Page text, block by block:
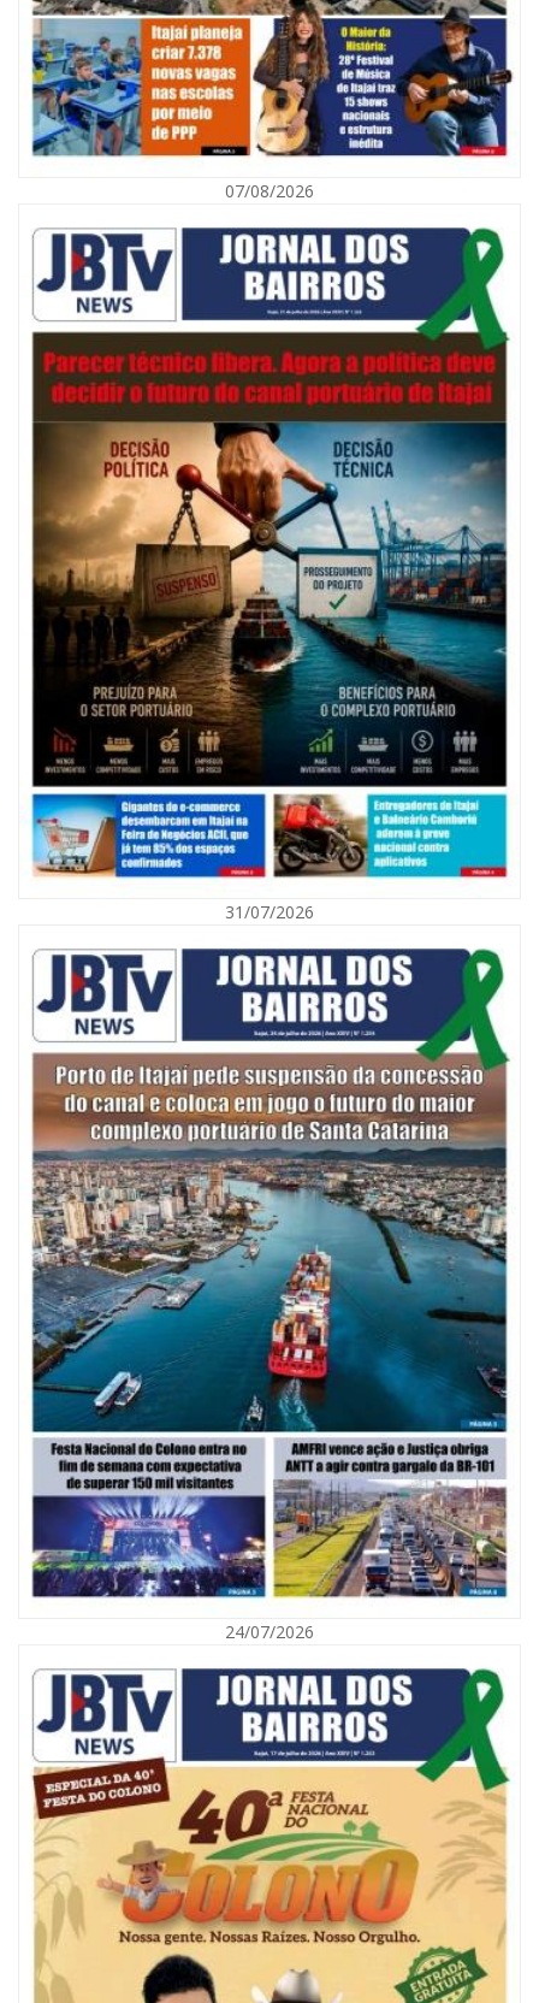
Defesa Civil orienta população sobre descarte correto de lixo para
prevenir alagamentos
NAVEGANTES
08/08/2026 | 07:00
Agosto Laranja mobiliza Navegantes com ações de prevenção de
deficiências e inclusão social
BALNEÁRIO CAMBORIÚ
08/08/2026 | 07:00
Saúde de BC abre inscrições para Oficina Regional de Qualidade em
Vigilância Sanitária
PENHA
07/08/2026
31/07/2026
24/07/2026